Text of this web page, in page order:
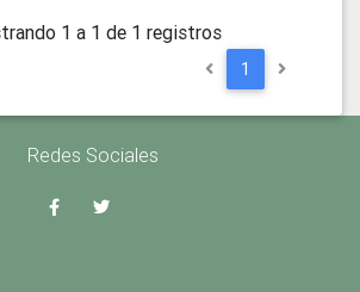
1 a 1 de 1 registros
1
Redes Sociales